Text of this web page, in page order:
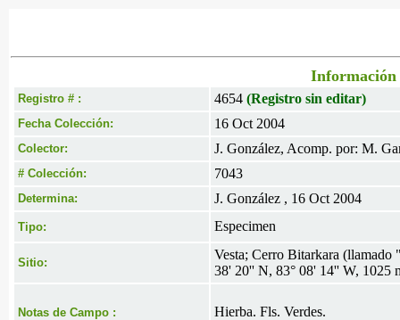
Información
Registro # : 4654 (Registro sin editar)
Fecha Colección: 16 Oct 2004
Colector: J. González, Acomp. por: M.
# Colección: 7043
Determina: J. González , 16 Oct 2004
Tipo: Especimen
Sitio:
Vesta; Cerro Bitarkara (llamado
38' 20'' N, 83° 08' 14'' W, 1025
Notas de Campo : Hierba. Fls. Verdes.